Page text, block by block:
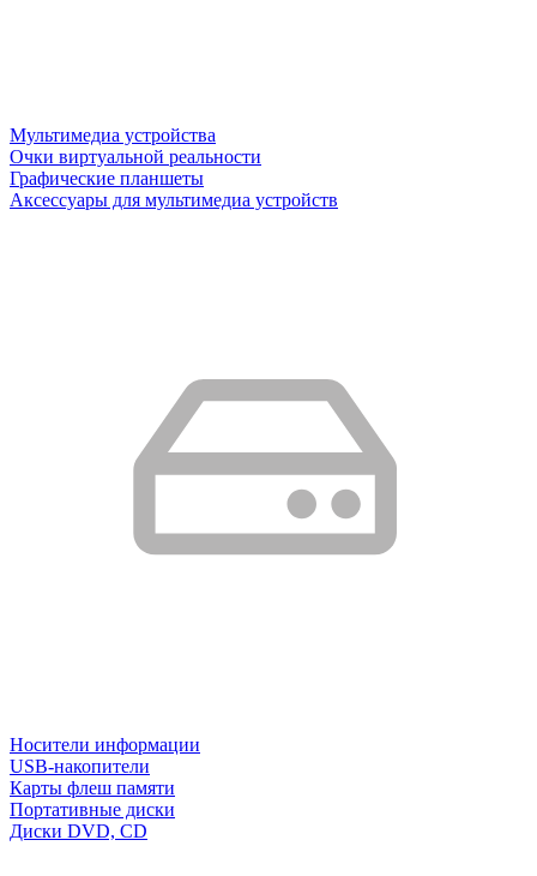
Мультимедиа устройства
Очки виртуальной реальности
Графические планшеты
Аксессуары для мультимедиа устройств
Носители информации
USB-накопители
Карты флеш памяти
Портативные диски
Диски DVD, CD